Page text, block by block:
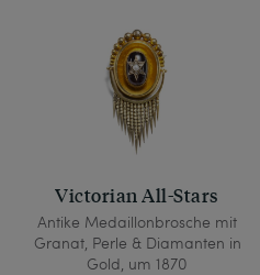
Victorian All-Stars
Antike Medaillonbrosche mit
Granat, Perle & Diamanten in
Gold, um 1870